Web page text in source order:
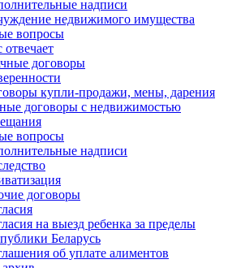
надписи
недвижимого имущества
вопросы
договоры
купли-продажи, мены, дарения
договоры с недвижимостью
вопросы
надписи
договоры
на выезд ребенка за пределы
Беларусь
об уплате алиментов